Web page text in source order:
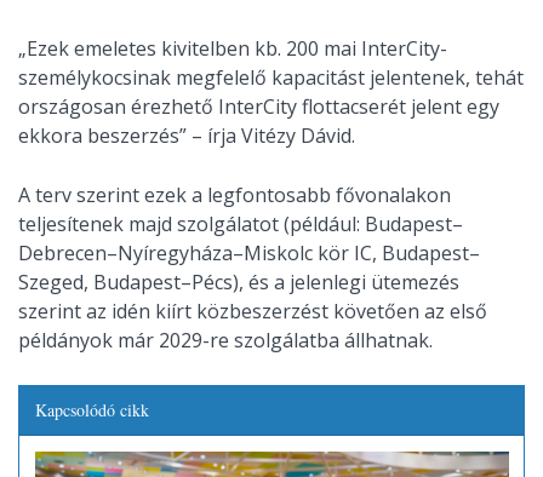
„Ezek emeletes kivitelben kb. 200 mai InterCity-
személykocsinak megfelelő kapacitást jelentenek, tehát
országosan érezhető InterCity flottacserét jelent egy
ekkora beszerzés” – írja Vitézy Dávid.
A terv szerint ezek a legfontosabb fővonalakon
teljesítenek majd szolgálatot (például: Budapest–
Debrecen–Nyíregyháza–Miskolc kör IC, Budapest–
Szeged, Budapest–Pécs), és a jelenlegi ütemezés
szerint az idén kiírt közbeszerzést követően az első
példányok már 2029-re szolgálatba állhatnak.
Kapcsolódó cikk